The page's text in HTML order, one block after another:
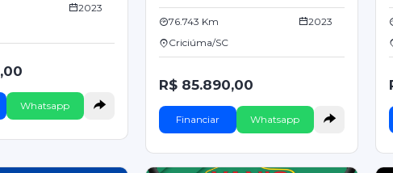
2023
Whatsapp
76.743 Km
2023
Criciúma/SC
R$ 85.890,00
Financiar Whatsapp